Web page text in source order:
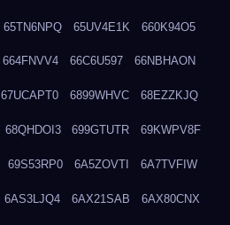
65TN6NPQ 65UV4E1K 660K94O5
664FNVV4 66C6U597 66NBHAON
67UCAPT0 6899WHVC 68EZZKJQ
68QHDOI3 699GTUTR 69KWPV8F
69S53RP0 6A5ZOVTI 6A7TVFIW
6AS3LJQ4 6AX21SAB 6AX80CNX